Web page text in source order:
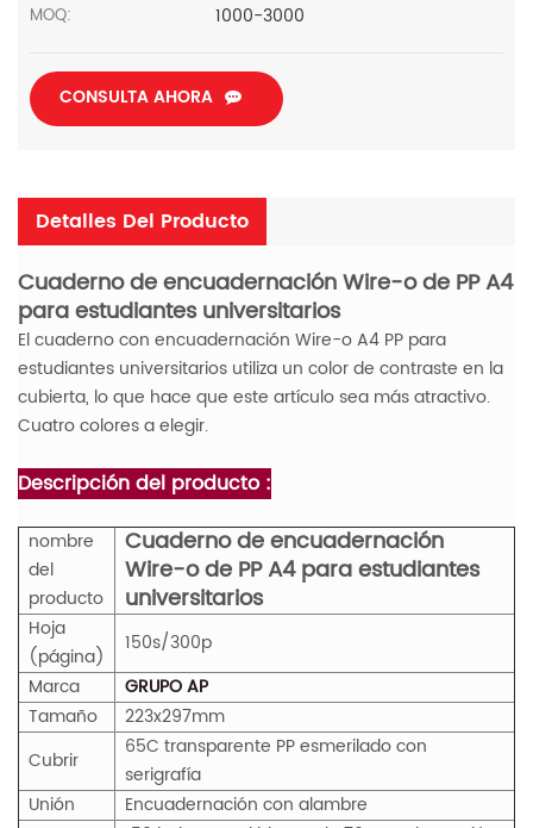
MOQ: 1000-3000
CONSULTA AHORA
Detalles Del Producto
Cuaderno de encuadernación Wire-o de PP A4
para estudiantes universitarios
El cuaderno con encuadernación Wire-o A4 PP para
estudiantes universitarios utiliza un color de contraste en la
cubierta, lo que hace que este artículo sea más atractivo.
Cuatro colores a elegir.
Descripción del producto :
nombre
del
producto
Cuaderno de encuadernación
Wire-o de PP A4 para estudiantes
universitarios
Hoja
(página)
150s/300p
Marca
GRUPO AP
Tamaño
223x297mm
Cubrir
65C transparente PP esmerilado con
serigrafía
Unión
Encuadernación con alambre